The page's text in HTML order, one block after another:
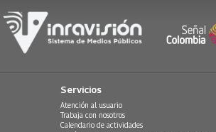
Servicios
Atención al usuario
Trabaja con nosotros
Calendario de actividades